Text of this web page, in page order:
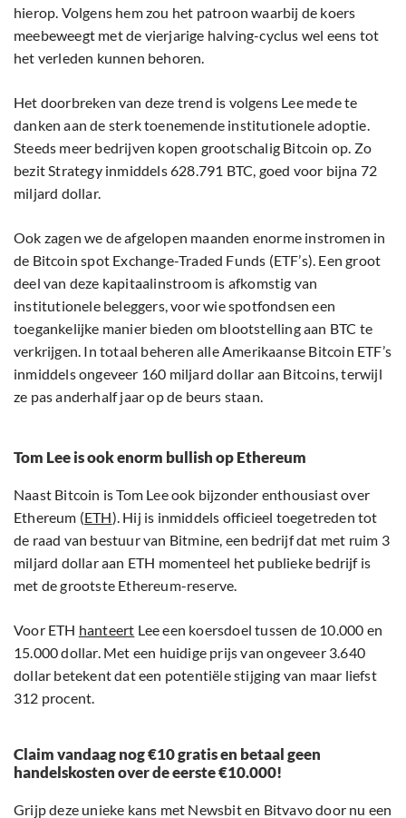
hierop. Volgens hem zou het patroon waarbij de koers
meebeweegt met de vierjarige halving-cyclus wel eens tot
het verleden kunnen behoren.
Het doorbreken van deze trend is volgens Lee mede te
danken aan de sterk toenemende institutionele adoptie.
Steeds meer bedrijven kopen grootschalig Bitcoin op. Zo
bezit Strategy inmiddels 628.791 BTC, goed voor bijna 72
miljard dollar.
Ook zagen we de afgelopen maanden enorme instromen in
de Bitcoin spot Exchange-Traded Funds (ETF’s). Een groot
deel van deze kapitaalinstroom is afkomstig van
institutionele beleggers, voor wie spotfondsen een
toegankelijke manier bieden om blootstelling aan BTC te
verkrijgen. In totaal beheren alle Amerikaanse Bitcoin ETF’s
inmiddels ongeveer 160 miljard dollar aan Bitcoins, terwijl
ze pas anderhalf jaar op de beurs staan.
Tom Lee is ook enorm bullish op Ethereum
Naast Bitcoin is Tom Lee ook bijzonder enthousiast over
Ethereum (ETH). Hij is inmiddels officieel toegetreden tot
de raad van bestuur van Bitmine, een bedrijf dat met ruim 3
miljard dollar aan ETH momenteel het publieke bedrijf is
met de grootste Ethereum-reserve.
Voor ETH hanteert Lee een koersdoel tussen de 10.000 en
15.000 dollar. Met een huidige prijs van ongeveer 3.640
dollar betekent dat een potentiële stijging van maar liefst
312 procent.
Claim vandaag nog €10 gratis en betaal geen
handelskosten over de eerste €10.000!
Grijp deze unieke kans met Newsbit en Bitvavo door nu een